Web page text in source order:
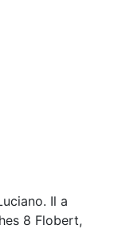
Il a
8 Flobert,